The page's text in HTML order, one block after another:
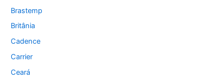
Brastemp
Britânia
Cadence
Carrier
Ceará